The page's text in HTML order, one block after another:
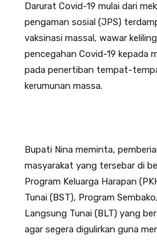
Darurat Covid-19 mulai dari
pengaman sosial (JPS)
vaksinasi massal, wawar
pencegahan Covid-19 kepada
pada penertiban tempat-
kerumunan massa.
Bupati Nina meminta,
masyarakat yang tersebar di
Program Keluarga Harapan
Tunai (BST), Program
Langsung Tunai (BLT) yang
agar segera digulirkan guna